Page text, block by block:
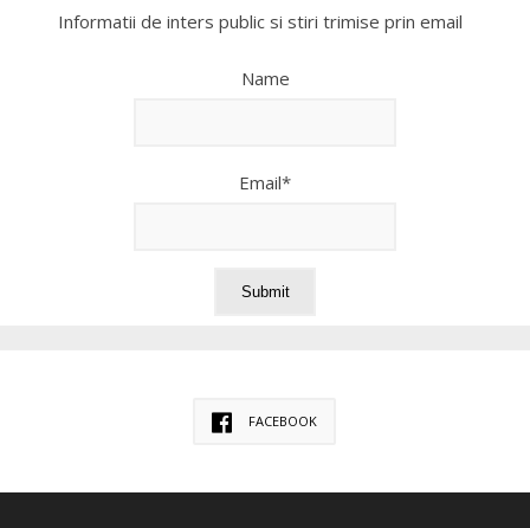
Informatii de inters public si stiri trimise prin email
Name
Email*
FACEBOOK